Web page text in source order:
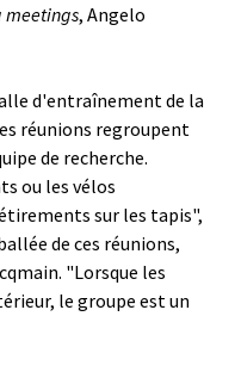
meetings, Angelo
d'entraînement de la
réunions regroupent
de recherche.
ou les vélos
sur les tapis",
de ces réunions,
"Lorsque les
le groupe est un